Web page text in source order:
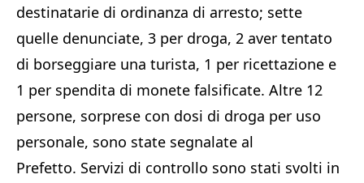
destinatarie di ordinanza di arresto; sette
quelle denunciate, 3 per droga, 2 aver tentato
di borseggiare una turista, 1 per ricettazione e
1 per spendita di monete falsificate. Altre 12
persone, sorprese con dosi di droga per uso
personale, sono state segnalate al
Prefetto. Servizi di controllo sono stati svolti in